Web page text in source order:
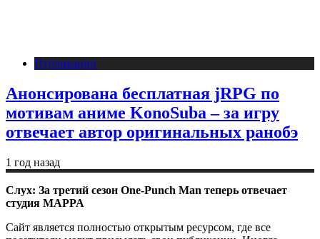
Публикации
Анонсирована бесплатная jRPG по
мотивам аниме KonoSuba – за игру
отвечает автор оригинальных ранобэ
1 год назад
Слух: За третий сезон One-Punch Man теперь отвечает
студия MAPPA
Сайт является полностью открытым ресурсом, где все